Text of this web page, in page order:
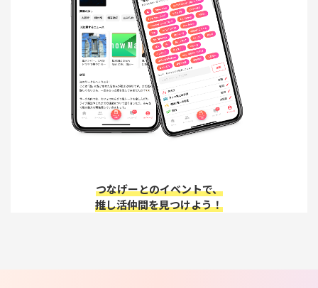
つなげーとのイベントで、
推し活仲間を見つけよう！